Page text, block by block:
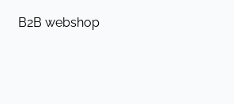
B2B webshop